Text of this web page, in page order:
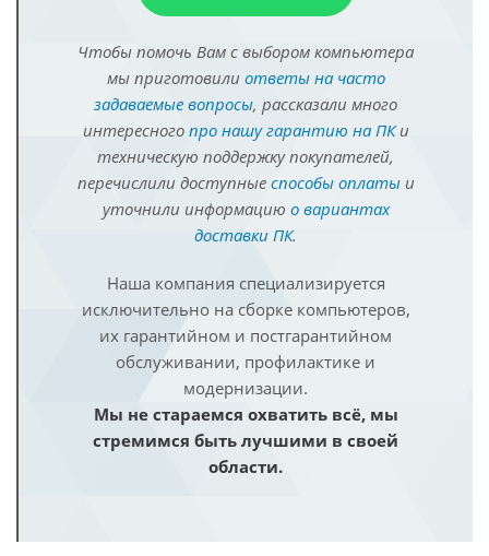
Чтобы помочь Вам с выбором компьютера
мы приготовили ответы на часто
задаваемые вопросы, рассказали много
интересного про нашу гарантию на ПКи
техническую поддержку покупателей,
перечислили доступные способы оплатыи
уточнили информацию о вариантах
доставки ПК.
Наша компания специализируется
исключительно на сборке компьютеров,
их гарантийном и постгарантийном
обслуживании, профилактике и
модернизации.
Мы не стараемся охватить всё, мы
стремимся быть лучшими в своей
области.